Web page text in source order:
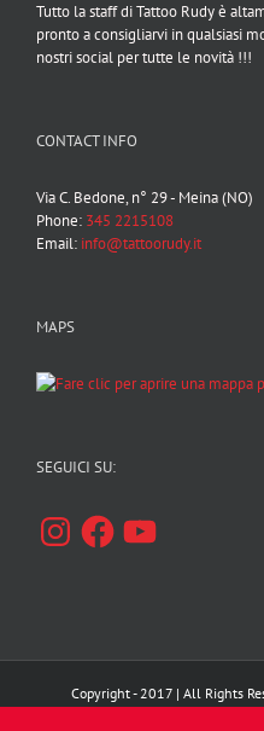
Tutto la staff di Tattoo Rudy è
pronto a consigliarvi in qualsiasi
nostri social per tutte le novità !!!
CONTACT INFO
Via C. Bedone, n° 29 - Meina (NO)
Phone: 345 2215108
Email: info@tattoorudy.it
MAPS
SEGUICI SU:
InstagramFacebookYouTube
Copyright - 2017 | All Rights